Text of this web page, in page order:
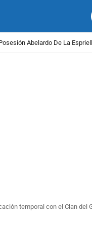
Abelardo De La
temporal con el Clan del